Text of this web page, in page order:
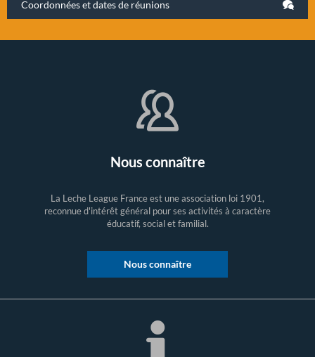
Coordonnées et dates de réunions
Nous connaître
La Leche League France est une association loi 1901,
reconnue d'intérêt général pour ses activités à caractère
éducatif, social et familial.
Nous connaître